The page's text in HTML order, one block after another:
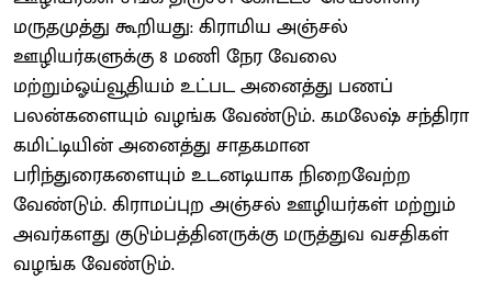
மருதமுத்து கூறியது: கிராமிய அஞ்சல்
ஊழியர்களுக்கு 8 மணி நேர வேலை
மற்றும்ஓய்வூதியம் உட்பட அனைத்து பணப்
பலன்களையும் வழங்க வேண்டும். கமலேஷ் சந்திரா
கமிட்டியின் அனைத்து சாதகமான
பரிந்துரைகளையும் உடனடியாக நிறைவேற்ற
வேண்டும். கிராமப்புற அஞ்சல் ஊழியர்கள் மற்றும்
அவர்களது குடும்பத்தினருக்கு மருத்துவ வசதிகள்
வழங்க வேண்டும்.